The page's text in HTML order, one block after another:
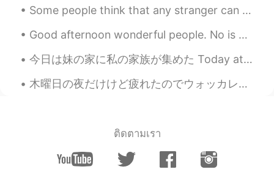
Cherry tomatoes grown in a garden are
very flavorful, and also very juicy
庭 には鶏も欲しかった🐓
庭の鶏も欲しかった🐓
At the garden the chickens also wanted
お久しぶり❗笑 Your salad looks so yum
and healthy! Tomatoes got a lot of bright
Some people think that any stranger can become a friend if they spend enough time together. That ...
Good afternoon wonderful people. No is English speaking practice time. Send me a message if yo...
今日は妹の家に私の家族が集めた Today at my sisters house my family gathered together 私の姉さんの家族も来たので、子供たちがいっぱい居る ...
木曜日の夜だけけど疲れたのでウォッカレモネードlを飲んでる間に鶏とリラックスしてた Even though it’s only Thursday evening I’m worn out so ...
ติดตามเรา